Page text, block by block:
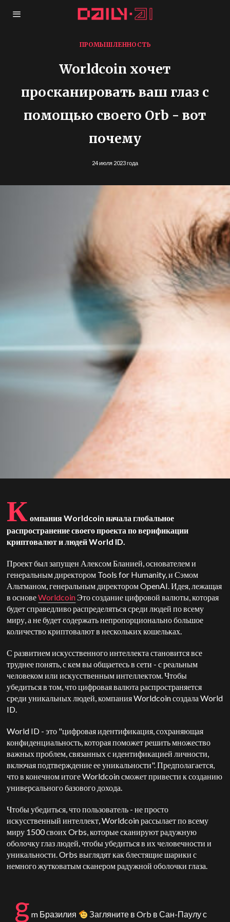
ПРОМЫШЛЕННОСТЬ
Worldcoin хочет
просканировать ваш глаз с
помощью своего Orb - вот
почему
24 июля 2023 года
К омпания Worldcoin начала глобальное
распространение своего проекта по верификации
криптовалют и людей World ID.
Проект был запущен Алексом Бланией, основателем и
генеральным директором Tools for Humanity, и Сэмом
Альтманом, генеральным директором OpenAI. Идея, лежащая
в основеWorldcoin Это создание цифровой валюты, которая
будет справедливо распределяться среди людей по всему
миру, а не будет содержать непропорционально большое
количество криптовалют в нескольких кошельках.
С развитием искусственного интеллекта становится все
труднее понять, с кем вы общаетесь в сети - с реальным
человеком или искусственным интеллектом. Чтобы
убедиться в том, что цифровая валюта распространяется
среди уникальных людей, компания Worldcoin создала World
ID.
World ID - это "цифровая идентификация, сохраняющая
конфиденциальность, которая поможет решить множество
важных проблем, связанных с идентификацией личности,
включая подтверждение ее уникальности". Предполагается,
что в конечном итоге Worldcoin сможет привести к созданию
универсального базового дохода.
Чтобы убедиться, что пользователь - не просто
искусственный интеллект, Worldcoin рассылает по всему
миру 1500 своих Orbs, которые сканируют радужную
оболочку глаз людей, чтобы убедиться в их человечности и
уникальности. Orbs выглядят как блестящие шарики с
немного жутковатым сканером радужной оболочки глаза.
g m Бразилия Загляните в Orb в Сан-Паулу с